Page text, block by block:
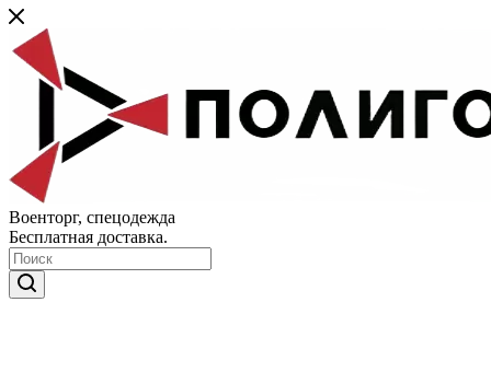
Военторг, спецодежда
Бесплатная доставка.